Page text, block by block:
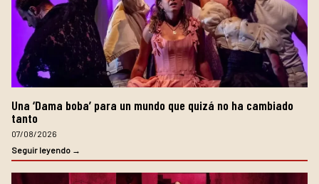
Una ‘Dama boba’ para un mundo que quizá no ha cambiado
tanto
07/08/2026
Seguir leyendo →